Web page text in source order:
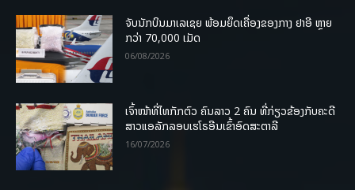
ຈັບນັກບິນມາເລເຊຍ ພ້ອມຍຶດເຄື່ອງຂອງກາງ ຢາອີ ຫຼາຍ
ກວ່າ 70,000 ເມັດ
06/08/2026
ເຈົ້າໜ້າທີ່ໄທກັກຕົວ ຄົນລາວ 2 ຄົນ ທີ່ກ່ຽວຂ້ອງກັບຄະດີ
ສາວແອລັກລອບເຮໂຣອີນເຂົ້າອົດສະຕາລີ
16/07/2026